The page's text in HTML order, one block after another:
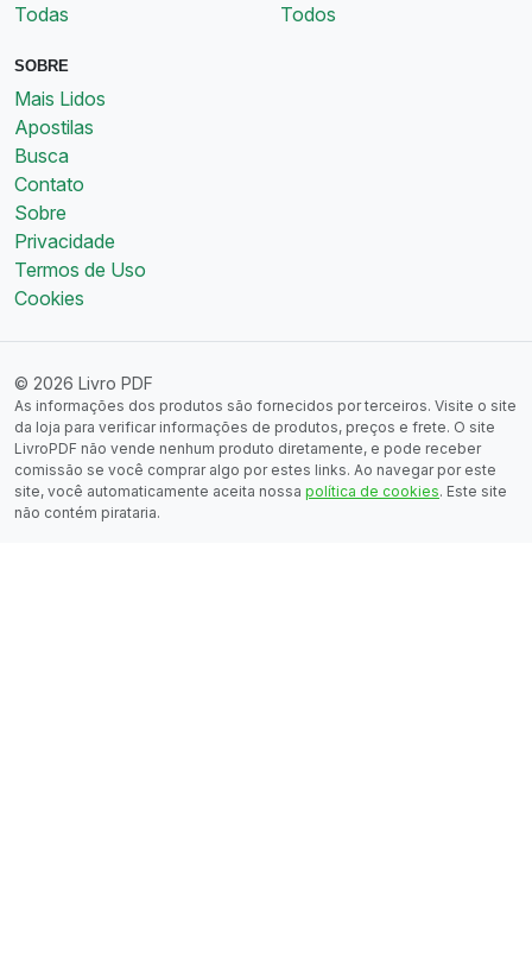
Todas
Todos
SOBRE
Mais Lidos
Apostilas
Busca
Contato
Sobre
Privacidade
Termos de Uso
Cookies
© 2026 Livro PDF
As informações dos produtos são fornecidos por terceiros. Visite o site
da loja para verificar informações de produtos, preços e frete. O site
LivroPDF não vende nenhum produto diretamente, e pode receber
comissão se você comprar algo por estes links. Ao navegar por este
site, você automaticamente aceita nossa política de cookies. Este site
não contém pirataria.